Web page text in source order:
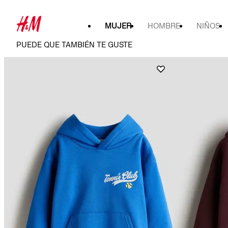
MUJER HOMBRE NIÑOS
PUEDE QUE TAMBIÉN TE GUSTE